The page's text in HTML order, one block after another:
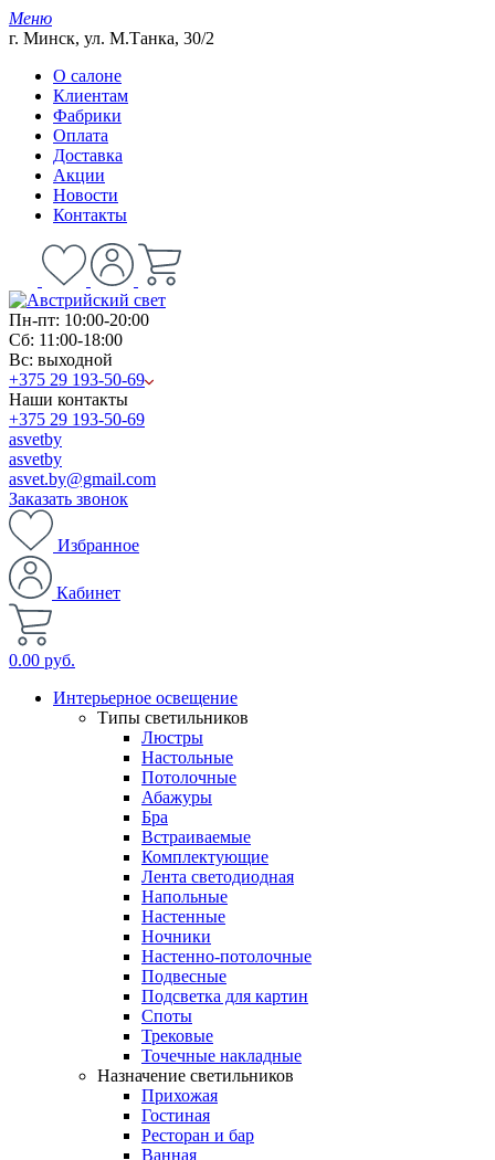
Меню
г. Минск, ул. М.Танка, 30/2
О салоне
Клиентам
Фабрики
Оплата
Доставка
Акции
Новости
Контакты
Пн-пт: 10:00-20:00
Сб: 11:00-18:00
Вс: выходной
+375 29 193-50-69
Наши контакты
+375 29 193-50-69
asvetby
asvetby
asvet.by@gmail.com
Заказать звонок
Избранное
Кабинет
0.00 руб.
Интерьерное освещение
Типы светильников
Люстры
Настольные
Потолочные
Абажуры
Бра
Встраиваемые
Комплектующие
Лента светодиодная
Напольные
Настенные
Ночники
Настенно-потолочные
Подвесные
Подсветка для картин
Споты
Трековые
Точечные накладные
Назначение светильников
Прихожая
Гостиная
Ресторан и бар
Ванная